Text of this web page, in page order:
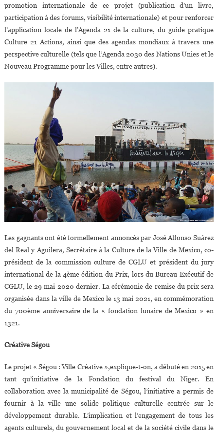
promotion internationale de ce projet (publication d’un livre,
participation à des forums, visibilité internationale) et pour renforcer
l’application locale de l’Agenda 21 de la culture, du guide pratique
Culture 21 Actions, ainsi que des agendas mondiaux à travers une
perspective culturelle (tels que l’Agenda 2030 des Nations Unies et le
Nouveau Programme pour les Villes, entre autres).
Les gagnants ont été formellement annoncés par José Alfonso Suárez
del Real y Aguilera, Secrétaire à la Culture de la Ville de Mexico, co-
président de la commission culture de CGLU et président du jury
international de la 4ème édition du Prix, lors du Bureau Exécutif de
CGLU, le 29 mai 2020 dernier. La cérémonie de remise du prix sera
organisée dans la ville de Mexico le 13 mai 2021, en commémoration
du 700ème anniversaire de la « fondation lunaire de Mexico » en
1321.
Créative Ségou
Le projet « Ségou : Ville Créative »,explique-t-on, a débuté en 2015 en
tant qu’initiative de la Fondation du festival du Niger. En
collaboration avec la municipalité de Ségou, l’initiative a permis de
fournir à la ville une solide politique culturelle centrée sur le
développement durable. L’implication et l’engagement de tous les
agents culturels, du gouvernement local et de la société civile dans le